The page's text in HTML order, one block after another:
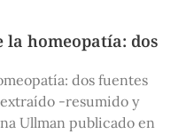
homeopatía: dos
dos fuentes
-resumido y
Ullman publicado en